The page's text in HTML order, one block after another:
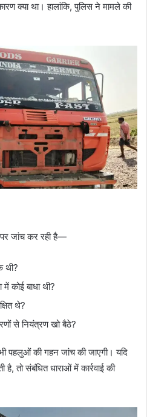
क्या था। हालांकि, पुलिस ने मामले की
पर जांच कर रही है—
थी?
कोई बाधा थी?
थे?
से नियंत्रण खो बैठे?
पहलुओं की गहन जांच की जाएगी। यदि
है, तो संबंधित धाराओं में कार्रवाई की